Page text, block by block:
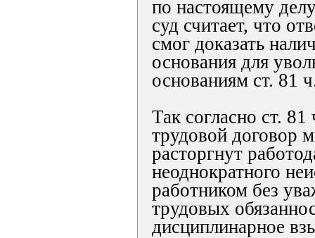
по настоящему
суд считает, что
смог доказать
основания для
основаниям ст. 81
Так согласно ст.
трудовой договор
расторгнут
неоднократного
работником без
трудовых
дисциплинарное